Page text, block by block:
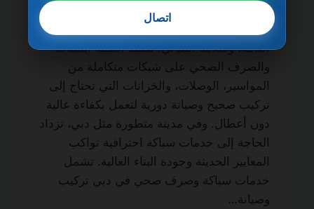
عنها في أي منزل أو مبنى سكني أو تجاري، نظرًا
لدورها المباشر في الحفاظ على النظافة، الصحة
العامة، وسلامة المباني. تعتمد أنظمة السباكة
والصرف الصحي على شبكات متكاملة من
المواسير، الوصلات، والخزانات التي تحتاج إلى
تركيب صحيح وصيانة دورية لتعمل بكفاءة عالية
دون أعطال. وفي مدينة متطورة مثل دبي، تزداد
الحاجة إلى خدمات سباكة احترافية تواكب
المعايير الحديثة وجودة البناء العالية. تشمل
خدمات سباكة وصرف صحي في دبي تركيب
وصيانة…
اتصال